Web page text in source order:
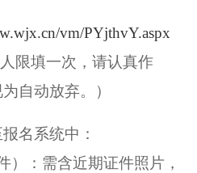
vm/PYjthvY.aspx
限填一次，请认真作
自动放弃。）
名系统中：
）：需含近期证件照片，